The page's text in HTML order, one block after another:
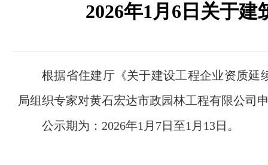
2026年1月6日关于
根据省住建厅《关于建设工程企业资质延
局组织专家对黄石宏达市政园林工程有限公司
公示期为：2026年1月7日至1月13日。